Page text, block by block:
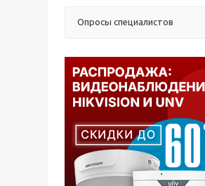
Опросы специалистов